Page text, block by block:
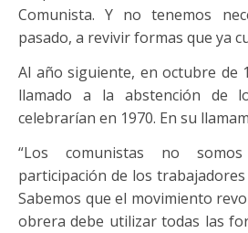
Comunista. Y no tenemos
pasado, a revivir formas que ya
Al año siguiente, en octubre de
llamado a la abstención de
celebrarían en 1970. En su
“Los comunistas no
participación de los
Sabemos que el movimiento
obrera debe utilizar todas las